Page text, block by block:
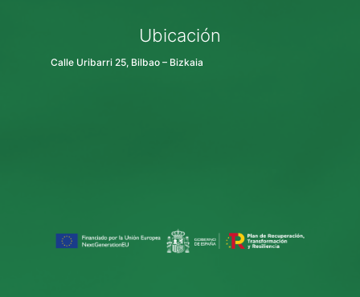
Ubicación
Calle Uribarri 25, Bilbao – Bizkaia